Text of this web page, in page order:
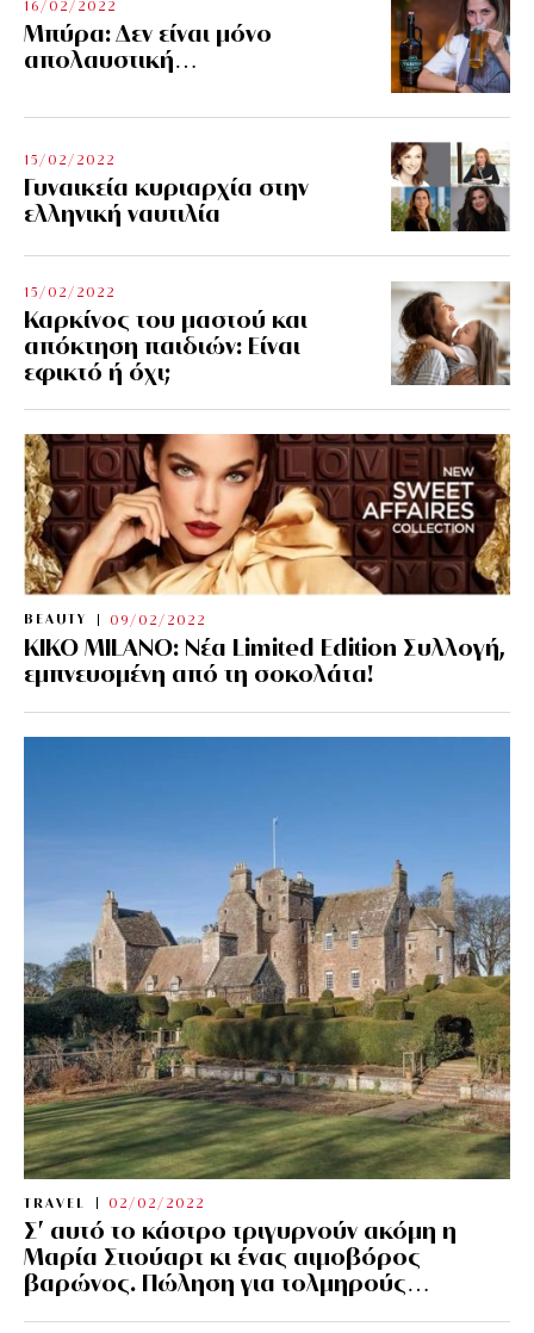
16/02/2022
Μπύρα: Δεν είναι μόνο
απολαυστική…
15/02/2022
Γυναικεία κυριαρχία στην
ελληνική ναυτιλία
15/02/2022
Καρκίνος του μαστού και
απόκτηση παιδιών: Είναι
εφικτό ή όχι;
BEAUTY 09/02/2022
KIKO MILANO: Νέα Limited Edition Συλλογή,
εμπνευσμένη από τη σοκολάτα!
TRAVEL 02/02/2022
Σ’ αυτό το κάστρο τριγυρνούν ακόμη η
Μαρία Στιούαρτ κι ένας αιμοβόρος
βαρώνος. Πώληση για τολμηρούς…